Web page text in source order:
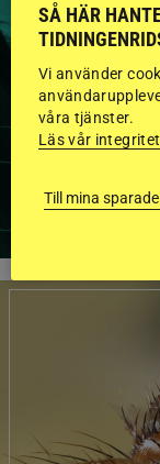
FLERA
SÅ HÄR
Vi använder
våra tjänster.
Läs vår
Till mina sparade